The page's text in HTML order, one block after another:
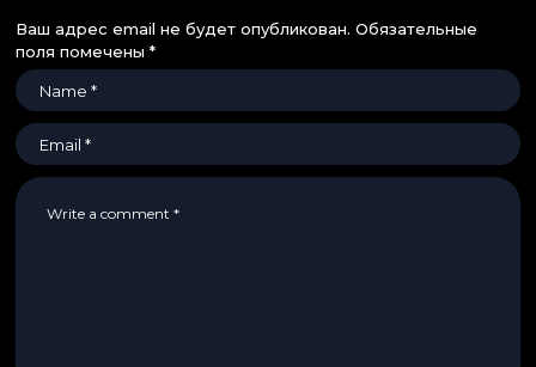
Ваш адрес email не будет опубликован. Обязательные
поля помечены *